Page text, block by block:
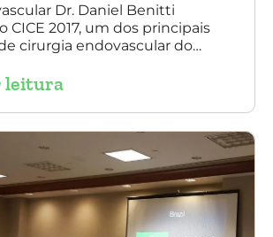
Dr. Daniel Benitti
CICE 2017, um dos principais
cirurgia endovascular do
brasileira no tratamento
de 200 pacientes operados
caso de paraplegia!
leitura